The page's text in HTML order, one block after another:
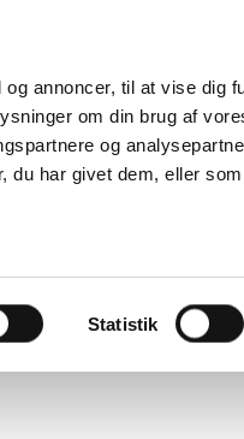
annoncer, til at vise dig
om din brug af
og
du har givet dem, eller
Statistik